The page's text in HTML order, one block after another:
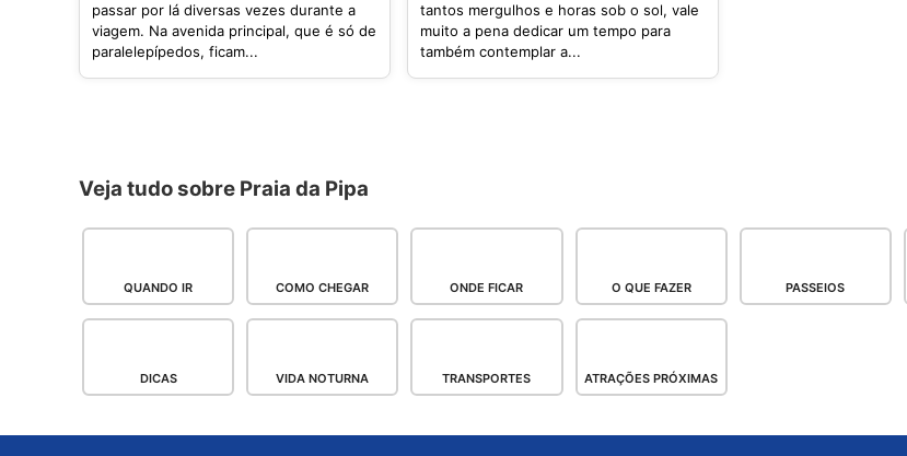
passar por lá diversas vezes durante a
viagem. Na avenida principal, que é só de
paralelepípedos, ficam...
tantos mergulhos e horas sob o sol, vale
muito a pena dedicar um tempo para
também contemplar a...
Veja tudo sobre Praia da Pipa
QUANDO IR COMO CHEGAR ONDE FICAR O QUE FAZER PASSEIOS
DICAS VIDA NOTURNA TRANSPORTES ATRAÇÕES PRÓXIMAS